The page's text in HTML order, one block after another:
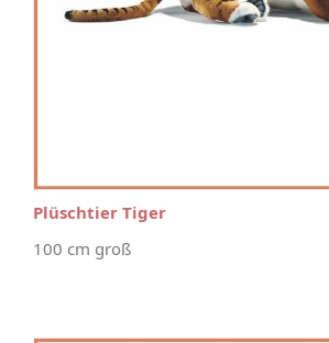
Plüschtier Tiger
100 cm groß